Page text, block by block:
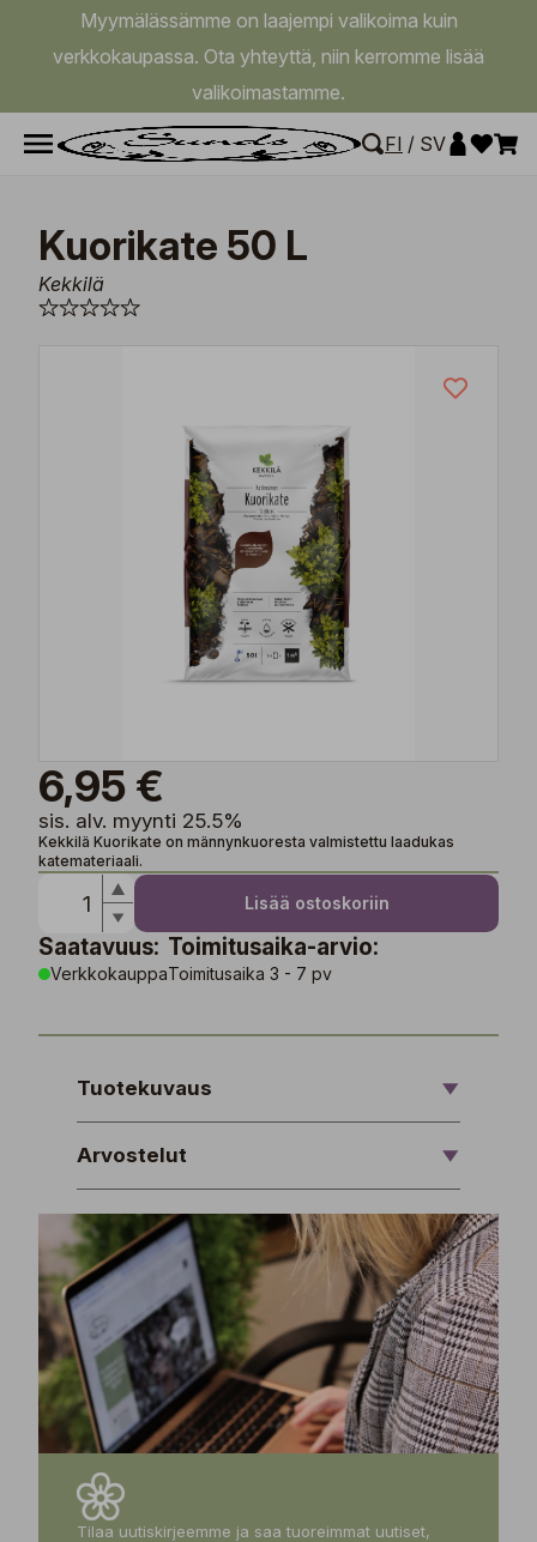
Myymälässämme on laajempi valikoima kuin
verkkokaupassa. Ota yhteyttä, niin kerromme lisää
valikoimastamme.
FI / SV
Kuorikate 50 L
Kekkilä
6,95 €
sis. alv. myynti 25.5%
Kekkilä Kuorikate on männynkuoresta valmistettu laadukas
katemateriaali.
Lisää ostoskoriin
Saatavuus:
Verkkokauppa
Toimitusaika-arvio:
Toimitusaika 3 - 7 pv
Tuotekuvaus
Arvostelut
Tilaa uutiskirjeemme ja saa tuoreimmat uutiset,